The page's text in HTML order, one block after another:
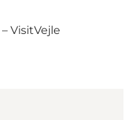
VisitVejle